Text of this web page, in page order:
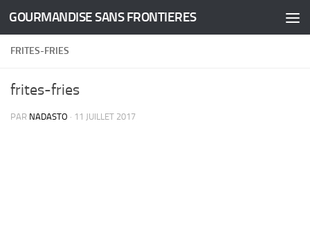
Skip to content
GOURMANDISE SANS FRONTIERES
FRITES-FRIES
frites-fries
PAR NADASTO · 11 JUILLET 2017